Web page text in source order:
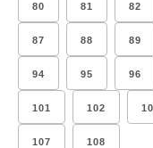
80 81 82
87 88 89
94 95 96
101 102
107 108